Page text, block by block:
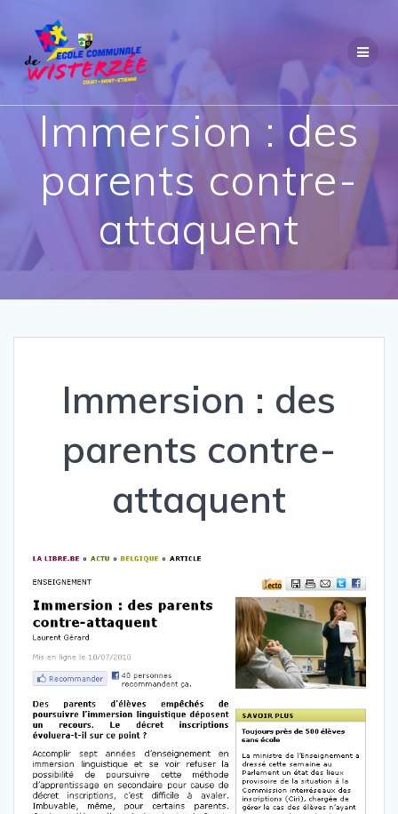
Immersion : des
parents contre-
attaquent
Immersion : des
parents contre-
attaquent